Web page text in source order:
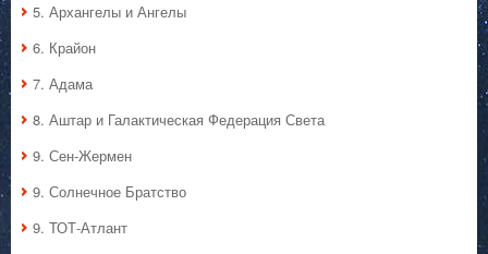
5. Архангелы и Ангелы
6. Крайон
7. Адама
8. Аштар и Галактическая Федерация Света
9. Сен-Жермен
9. Солнечное Братство
9. ТОТ-Атлант